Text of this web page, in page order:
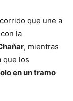
que une a
la
, mientras
que los
en un tramo